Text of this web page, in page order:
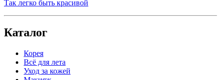
Так легко быть красивой
Каталог
Корея
Всё для лета
Уход за кожей